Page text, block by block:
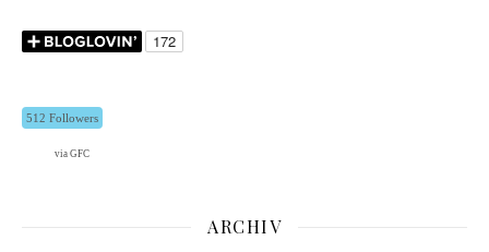
512 Followers
via GFC
ARCHIV